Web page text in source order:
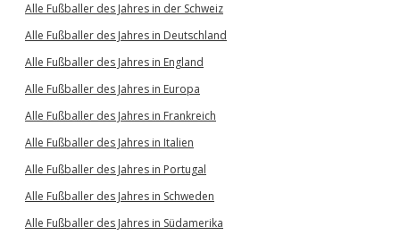
Alle Fußballer des Jahres in der Schweiz
Alle Fußballer des Jahres in Deutschland
Alle Fußballer des Jahres in England
Alle Fußballer des Jahres in Europa
Alle Fußballer des Jahres in Frankreich
Alle Fußballer des Jahres in Italien
Alle Fußballer des Jahres in Portugal
Alle Fußballer des Jahres in Schweden
Alle Fußballer des Jahres in Südamerika